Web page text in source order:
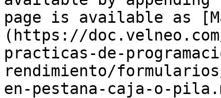
page is available as
(https://
practicas-de-
rendimiento/
en-pestana-caja-o-